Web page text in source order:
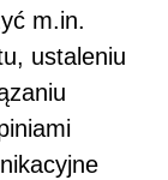
m.in.
ustaleniu